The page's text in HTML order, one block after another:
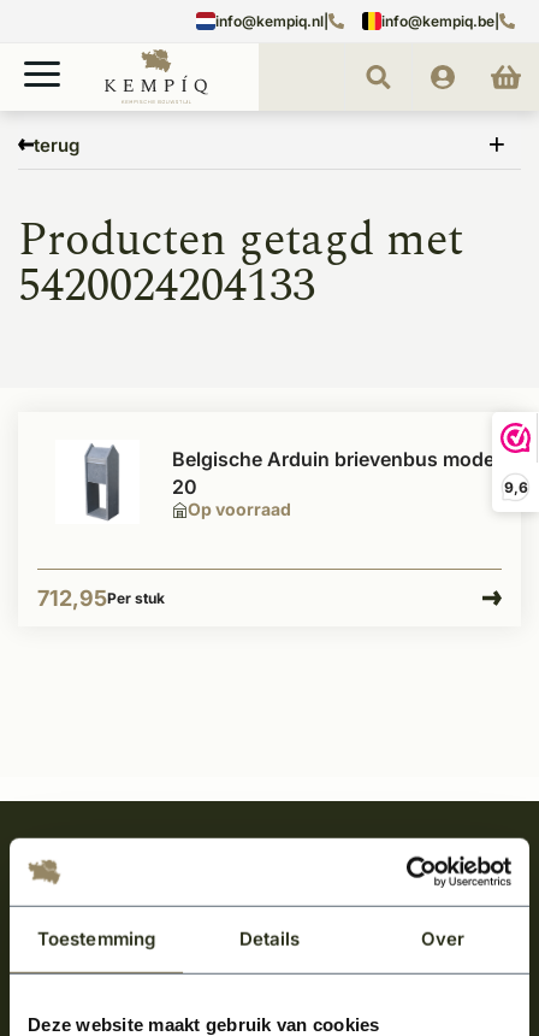
Toestemming Details Over
Deze website maakt gebruik van cookies
9,6
info@kempiq.nl info@kempiq.be
terug
5420024204133
Producten getagd met
5420024204133
Op voorraad
Belgische Arduin brievenbus model
20
712,95Per stuk
Meld je aan en ontvang het laatste nieuws
over onze kempische bouwstijl!
Aanmelden voor de nieuwsbrief